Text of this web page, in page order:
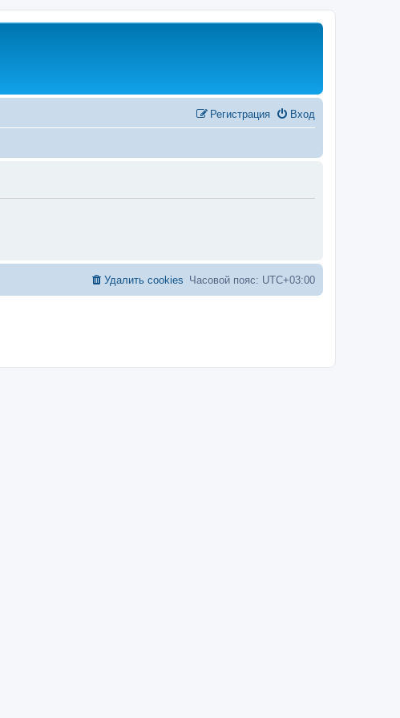
Вход
Регистрация
Часовой пояс: UTC+03:00
Удалить cookies